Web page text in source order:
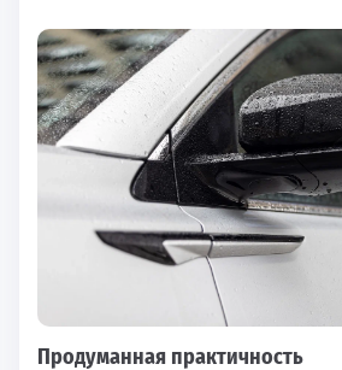
Продуманная практичность